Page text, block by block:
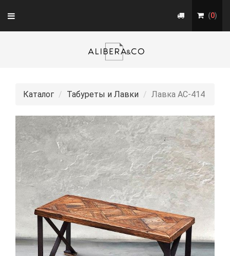
Toggle
navigation
(0)
Каталог Табуреты и Лавки Лавка АС-414